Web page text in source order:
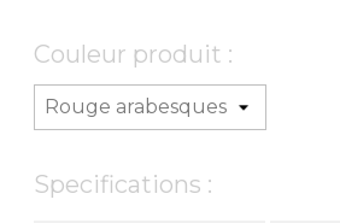
Couleur produit :
Specifications :